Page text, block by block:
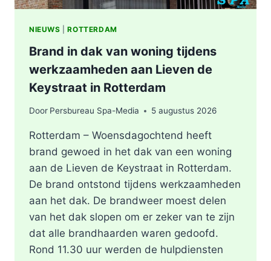
NIEUWS |ROTTERDAM
Brand in dak van woning tijdens
werkzaamheden aan Lieven de
Keystraat in Rotterdam
Door Persbureau Spa-Media 5 augustus 2026
Rotterdam – Woensdagochtend heeft
brand gewoed in het dak van een woning
aan de Lieven de Keystraat in Rotterdam.
De brand ontstond tijdens werkzaamheden
aan het dak. De brandweer moest delen
van het dak slopen om er zeker van te zijn
dat alle brandhaarden waren gedoofd.
Rond 11.30 uur werden de hulpdiensten